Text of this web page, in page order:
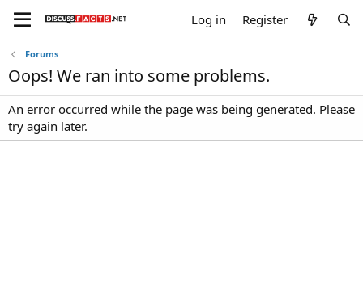
Log in Register
Forums
Oops! We ran into some problems.
An error occurred while the page was being generated. Please
try again later.